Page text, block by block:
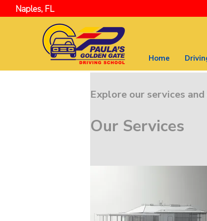
Naples, FL
Home
Explore our services
Our Services